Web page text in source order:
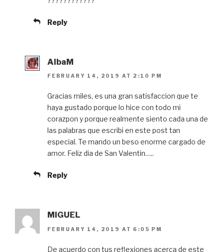
Reply
AlbaM
FEBRUARY 14, 2019 AT 2:10 PM
Gracias miles, es una gran satisfaccion que te
haya gustado porque lo hice con todo mi
corazpon y porque realmente siento cada una de
las palabras que escribi en este post tan
especial. Te mando un beso enorme cargado de
amor. Feliz dia de San Valentin…..
Reply
MIGUEL
FEBRUARY 14, 2019 AT 6:05 PM
De acuerdo con tus reflexiones acerca de este